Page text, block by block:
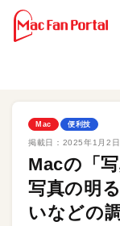
Mac 便利技
掲載日： 2025年1月2日
Macの「
写真の明
いなどの